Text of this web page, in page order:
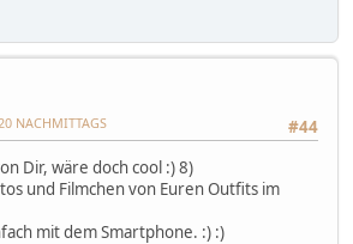
#44
NACHMITTAGS
Dir, wäre doch cool :) 8)
und Filmchen von Euren Outfits im
mit dem Smartphone. :) :)